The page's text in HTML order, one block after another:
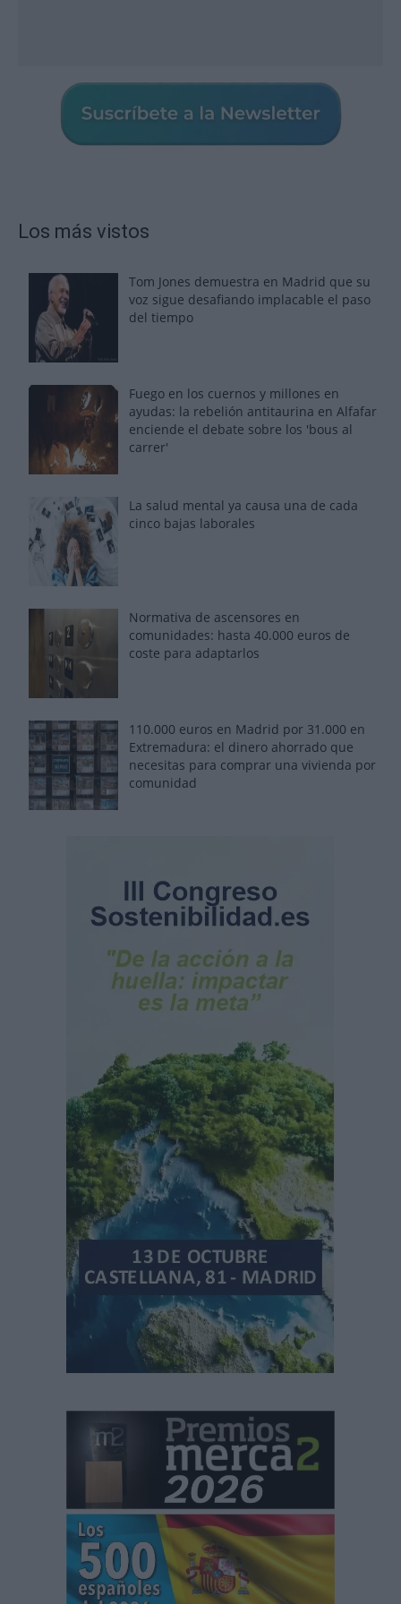
Los más vistos
Tom Jones demuestra en Madrid que su
voz sigue desafiando implacable el paso
del tiempo
Fuego en los cuernos y millones en
ayudas: la rebelión antitaurina en Alfafar
enciende el debate sobre los 'bous al
carrer'
La salud mental ya causa una de cada
cinco bajas laborales
Normativa de ascensores en
comunidades: hasta 40.000 euros de
coste para adaptarlos
110.000 euros en Madrid por 31.000 en
Extremadura: el dinero ahorrado que
necesitas para comprar una vivienda por
comunidad